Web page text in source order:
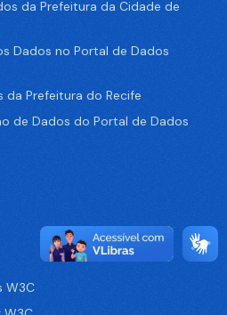
da Prefeitura da Cidade de
Dados no Portal de Dados
Prefeitura do Recife
de Dados do Portal de Dados
W3C